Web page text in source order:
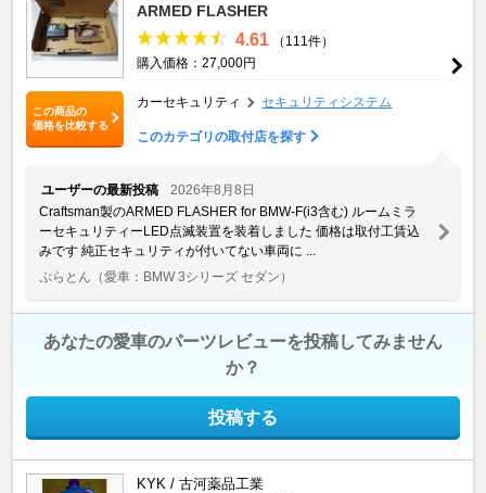
この商品の
価格を比較する
ARMED FLASHER
4.61
（111件）
購入価格：27,000円
カーセキュリティ セキュリティシステム
このカテゴリの取付店を探す
ユーザーの最新投稿
2026年8月8日
Craftsman製のARMED FLASHER for BMW-F(i3含む) ルームミラ
ーセキュリティーLED点滅装置を装着しました 価格は取付工賃込
みです 純正セキュリティが付いてない車両に ...
ぷらとん （愛車：BMW 3シリーズ セダン）
あなたの愛車のパーツレビューを投稿してみません
か？
投稿する
KYK / 古河薬品工業